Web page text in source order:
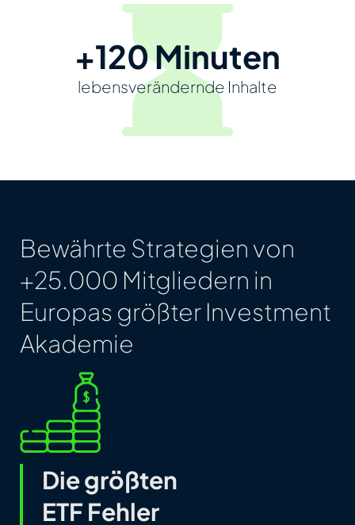
+120 Minuten
lebensverändernde Inhalte
Bewährte Strategien von
+25.000 Mitgliedern in
Europas größter Investment
Akademie
Die größten
ETF Fehler